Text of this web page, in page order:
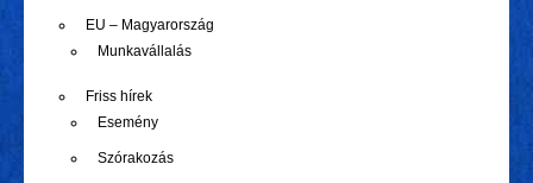
EU – Magyarország
Munkavállalás
Friss hírek
Esemény
Szórakozás